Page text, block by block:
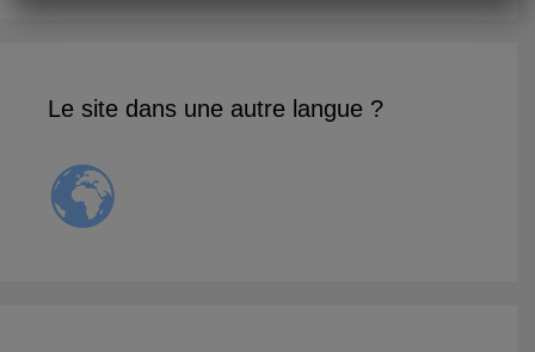
Le site dans une autre langue ?